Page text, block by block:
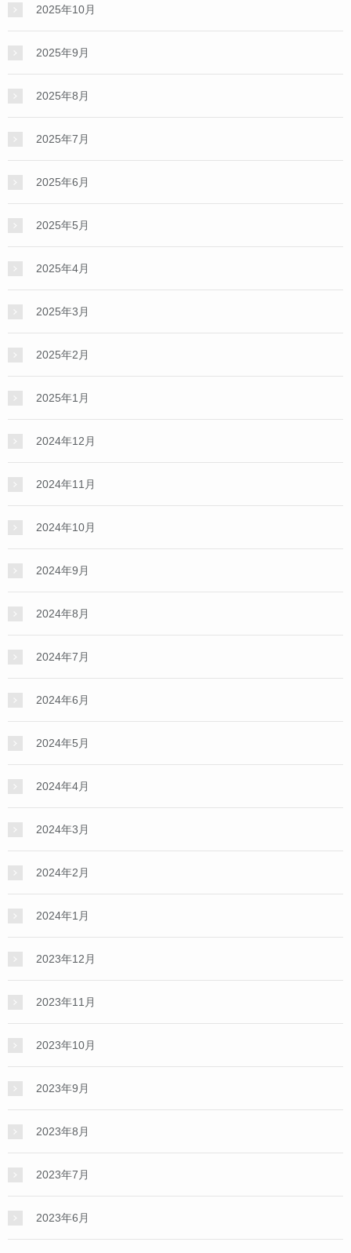
2025年10月
2025年9月
2025年8月
2025年7月
2025年6月
2025年5月
2025年4月
2025年3月
2025年2月
2025年1月
2024年12月
2024年11月
2024年10月
2024年9月
2024年8月
2024年7月
2024年6月
2024年5月
2024年4月
2024年3月
2024年2月
2024年1月
2023年12月
2023年11月
2023年10月
2023年9月
2023年8月
2023年7月
2023年6月